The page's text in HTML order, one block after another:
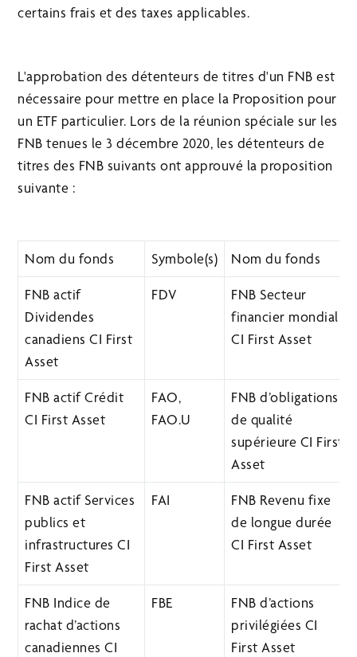
certains frais et des taxes applicables.
L'approbation des détenteurs de titres d'un FNB est
nécessaire pour mettre en place la Proposition pour
un ETF particulier. Lors de la réunion spéciale sur les
FNB tenues le 3 décembre 2020, les détenteurs de
titres des FNB suivants ont approuvé la proposition
suivante :
Nom du fonds Symbole(s) Nom du fonds
FNB actif
Dividendes
canadiens CI First
Asset
FDV
FNB Secteur
financier mondial
CI First Asset
FNB actif Crédit
CI First Asset
FAO,
FAO.U
FNB d’obligations
de qualité
supérieure CI First
Asset
FNB actif Services
publics et
infrastructures CI
First Asset
FAI
FNB Revenu fixe
de longue durée
CI First Asset
FNB Indice de
rachat d’actions
canadiennes CI
FBE
FNB d’actions
privilégiées CI
First Asset